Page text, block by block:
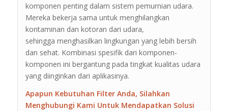
komponen penting dalam sistem pemurnian udara.
Mereka bekerja sama untuk menghilangkan
kontaminan dan kotoran dari udara,
sehingga menghasilkan lingkungan yang lebih bersih
dan sehat. Kombinasi spesifik dari komponen-
komponen ini bergantung pada tingkat kualitas udara
yang diinginkan dari aplikasinya.
Apapun Kebutuhan Filter Anda, Silahkan
Menghubungi Kami Untuk Mendapatkan Solusi